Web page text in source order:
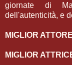
giornate di
dell'autenticità, e
MIGLIOR
MIGLIOR